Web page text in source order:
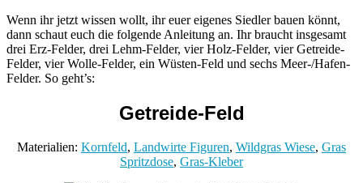
Wenn ihr jetzt wissen wollt, ihr euer eigenes Siedler bauen könnt,
dann schaut euch die folgende Anleitung an. Ihr braucht insgesamt
drei Erz-Felder, drei Lehm-Felder, vier Holz-Felder, vier Getreide-
Felder, vier Wolle-Felder, ein Wüsten-Feld und sechs Meer-/Hafen-
Felder. So geht’s:
Getreide-Feld
Materialien: Kornfeld, Landwirte Figuren, Wildgras Wiese, Gras
Spritzdose, Gras-Kleber